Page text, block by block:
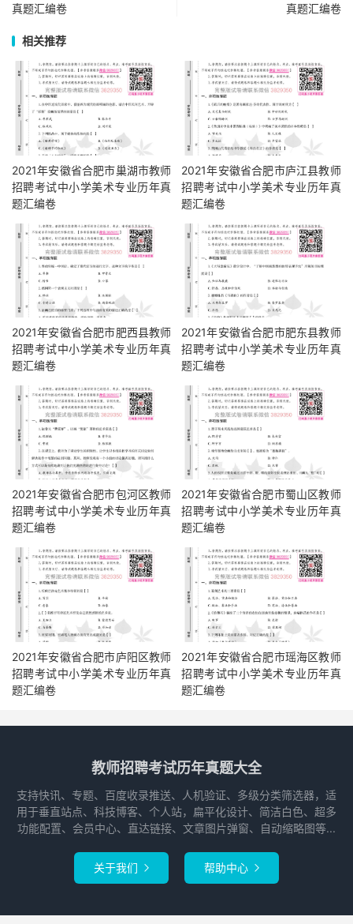
真题汇编卷
真题汇编卷
相关推荐
2021年安徽省合肥市巢湖市教师
招聘考试中小学美术专业历年真
题汇编卷
2021年安徽省合肥市庐江县教师
招聘考试中小学美术专业历年真
题汇编卷
2021年安徽省合肥市肥西县教师
招聘考试中小学美术专业历年真
题汇编卷
2021年安徽省合肥市肥东县教师
招聘考试中小学美术专业历年真
题汇编卷
2021年安徽省合肥市包河区教师
招聘考试中小学美术专业历年真
题汇编卷
2021年安徽省合肥市蜀山区教师
招聘考试中小学美术专业历年真
题汇编卷
2021年安徽省合肥市庐阳区教师
招聘考试中小学美术专业历年真
题汇编卷
2021年安徽省合肥市瑶海区教师
招聘考试中小学美术专业历年真
题汇编卷
教师招聘考试历年真题大全
支持快讯、专题、百度收录推送、人机验证、多级分类筛选器，适
用于垂直站点、科技博客、个人站，扁平化设计、简洁白色、超多
功能配置、会员中心、直达链接、文章图片弹窗、自动缩略图等...
关于我们  帮助中心 